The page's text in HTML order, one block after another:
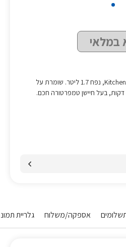
במלאי
קומקום שחור יוקרתי מבית KitchenAid, נפח 1.7 ליטר. שומרת על
הרצויה במשך 30 דקות, בעל חיישן טמפרטורה חכם.
אספקה/משלוח גלריית